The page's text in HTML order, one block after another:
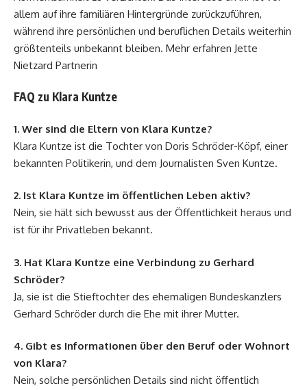
allem auf ihre familiären Hintergründe zurückzuführen,
während ihre persönlichen und beruflichen Details weiterhin
größtenteils unbekannt bleiben. Mehr erfahren Jette
Nietzard Partnerin
FAQ zu Klara Kuntze
1. Wer sind die Eltern von Klara Kuntze?
Klara Kuntze ist die Tochter von Doris Schröder-Köpf, einer
bekannten Politikerin, und dem Journalisten Sven Kuntze.
2. Ist Klara Kuntze im öffentlichen Leben aktiv?
Nein, sie hält sich bewusst aus der Öffentlichkeit heraus und
ist für ihr Privatleben bekannt.
3. Hat Klara Kuntze eine Verbindung zu Gerhard
Schröder?
Ja, sie ist die Stieftochter des ehemaligen Bundeskanzlers
Gerhard Schröder durch die Ehe mit ihrer Mutter.
4. Gibt es Informationen über den Beruf oder Wohnort
von Klara?
Nein, solche persönlichen Details sind nicht öffentlich